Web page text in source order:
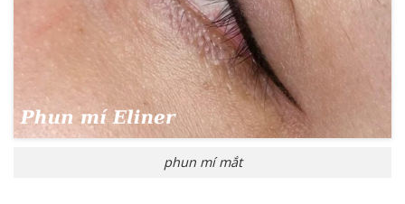
phun mí mắt